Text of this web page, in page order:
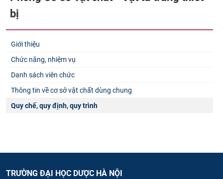
bị
Giới thiệu
Chức năng, nhiệm vụ
Danh sách viên chức
Thông tin về cơ sở vật chất dùng chung
Quy chế, quy định, quy trình
TRƯỜNG ĐẠI HỌC DƯỢC HÀ NỘI